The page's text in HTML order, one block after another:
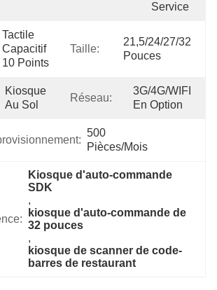
Service
Tactile
Capacitif
10 Points
Taille:
21,5/24/27/32
Pouces
Kiosque
Au Sol
Réseau:
3G/4G/WIFI
En Option
500
Pièces/mois
Kiosque d'auto-commande
SDK
,
kiosque d'auto-commande de
32 pouces
,
kiosque de scanner de code-
barres de restaurant